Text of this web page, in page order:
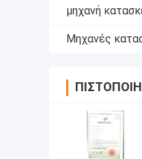
μηχανή
Μηχανές